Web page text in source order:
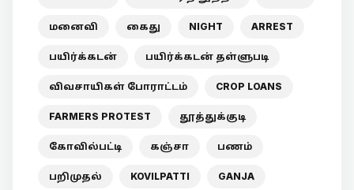
மனைவி கைது NIGHT ARREST
பயிர்க்கடன் பயிர்க்கடன் தள்ளுபடி
விவசாயிகள் போராட்டம் CROP LOANS
FARMERS PROTEST தூத்துக்குடி
கோவில்பட்டி கஞ்சா பணம்
பறிமுதல் KOVILPATTI GANJA